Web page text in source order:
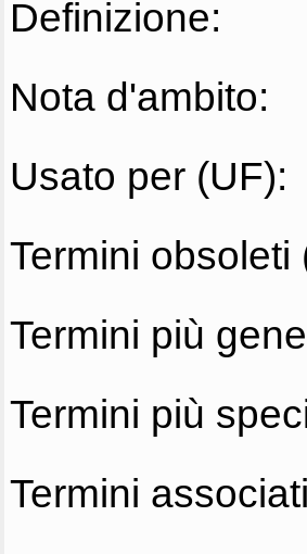
Definizione:
Nota d'ambito:
Usato per (UF):
Termini obsoleti
Termini più
Termini più
Termini